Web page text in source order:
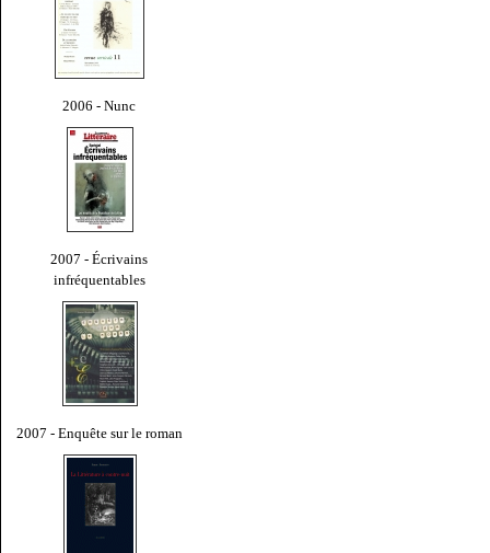
2006 - Nunc
2007 - Écrivains
infréquentables
2007 - Enquête sur le roman